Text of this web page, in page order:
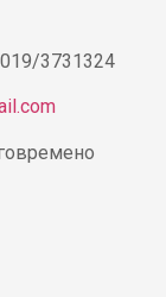
3731324